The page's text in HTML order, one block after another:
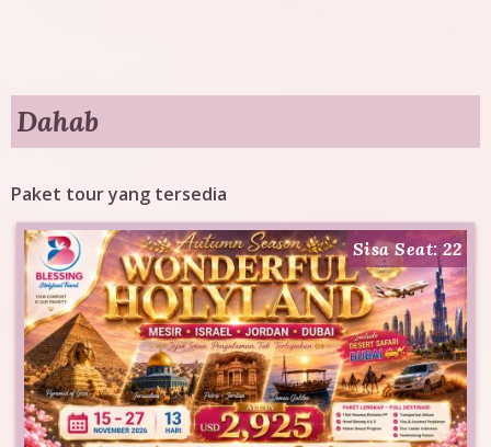
r
Dahab
Paket tour yang tersedia
Sisa Seat: 22